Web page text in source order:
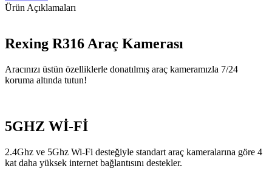
Ürün Açıklamaları
Rexing R316 Araç Kamerası
Aracınızı üstün özelliklerle donatılmış araç kameramızla 7/24
koruma altında tutun!
5GHZ Wİ-Fİ
2.4Ghz ve 5Ghz Wi-Fi desteğiyle standart araç kameralarına göre 4
kat daha yüksek internet bağlantısını destekler.